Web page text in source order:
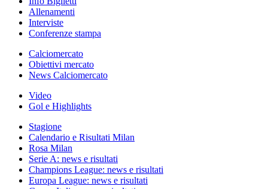
Allenamenti
Interviste
Conferenze stampa
Calciomercato
Obiettivi mercato
News Calciomercato
Video
Gol e Highlights
Stagione
Calendario e Risultati Milan
Rosa Milan
Serie A: news e risultati
Champions League: news e risultati
Europa League: news e risultati